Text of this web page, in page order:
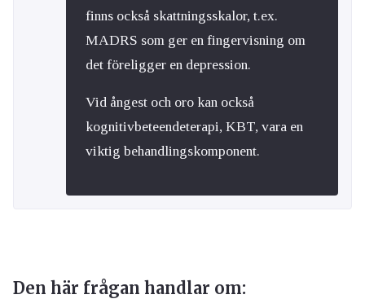
finns också skattningsskalor, t.ex.
MADRS som ger en fingervisning om
det föreligger en depression.
Vid ångest och oro kan också
kognitivbeteendeterapi, KBT, vara en
viktig behandlingskomponent.
Den här frågan handlar om: